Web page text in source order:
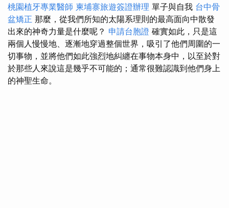
桃園植牙專業醫師 柬埔寨旅遊簽證辦理 單子與自我 台中骨
盆矯正 那麼，從我們所知的太陽系理則的最高面向中散發
出來的神奇力量是什麼呢？ 申請台胞證 確實如此，只是這
兩個人慢慢地、逐漸地穿過整個世界，吸引了他們周圍的一
切事物，並將他們如此強烈地糾纏在事物本身中，以至於對
於那些人來說這是幾乎不可能的；通常很難認識到他們身上
的神聖生命。